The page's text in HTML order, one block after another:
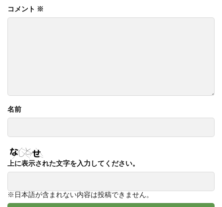
コメント ※
名前
上に表示された文字を入力してください。
※日本語が含まれない内容は投稿できません。